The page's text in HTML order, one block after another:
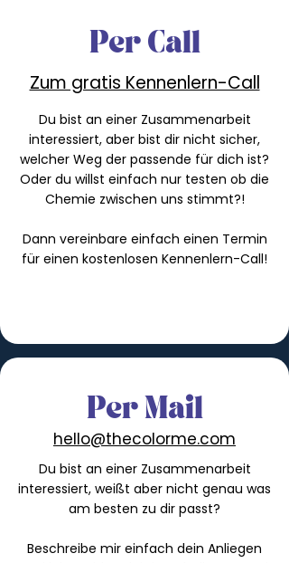
Per Call
Zum gratis Kennenlern-Call
Du bist an einer Zusammenarbeit
interessiert, aber bist dir nicht sicher,
welcher Weg der passende für dich ist?
Oder du willst einfach nur testen ob die
Chemie zwischen uns stimmt?!
Dann vereinbare einfach einen Termin
für einen kostenlosen Kennenlern-Call!
Per Mail
hello@thecolorme.com
Du bist an einer Zusammenarbeit
interessiert, weißt aber nicht genau was
am besten zu dir passt?
Beschreibe mir einfach dein Anliegen